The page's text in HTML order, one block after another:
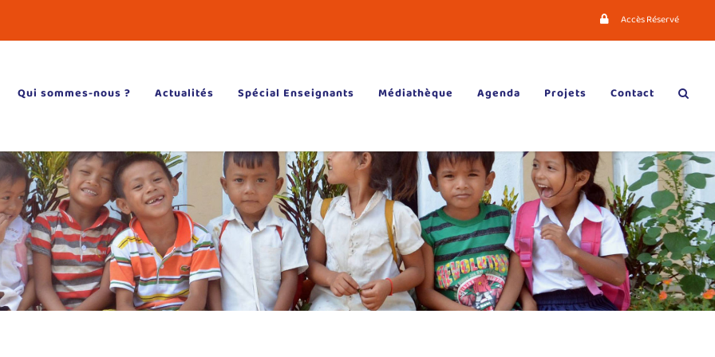
Accès Réservé
Qui sommes-nous ? Actualités Spécial Enseignants Médiathèque Agenda Projets Contact